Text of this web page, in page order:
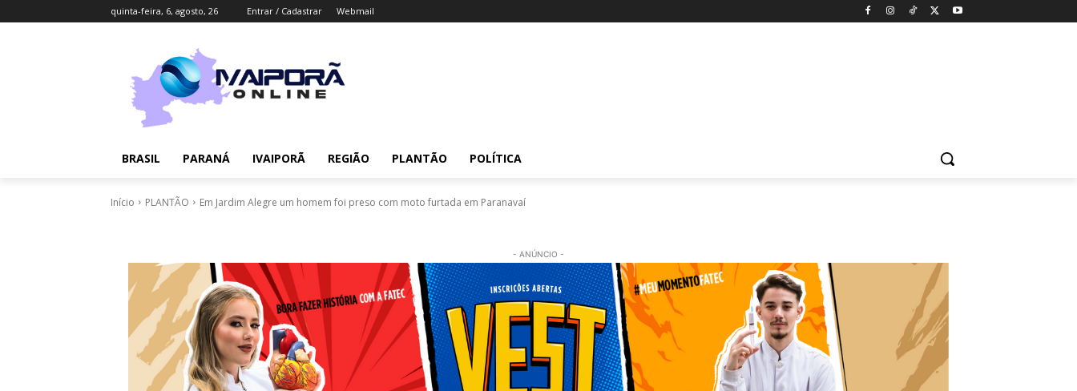
quinta-feira, 6, agosto, 26 Entrar / Cadastrar Webmail
BRASIL PARANÁ IVAIPORÃ REGIÃO PLANTÃO POLÍTICA
Início PLANTÃO Em Jardim Alegre um homem foi preso com moto furtada em Paranavaí
- ANÚNCIO -